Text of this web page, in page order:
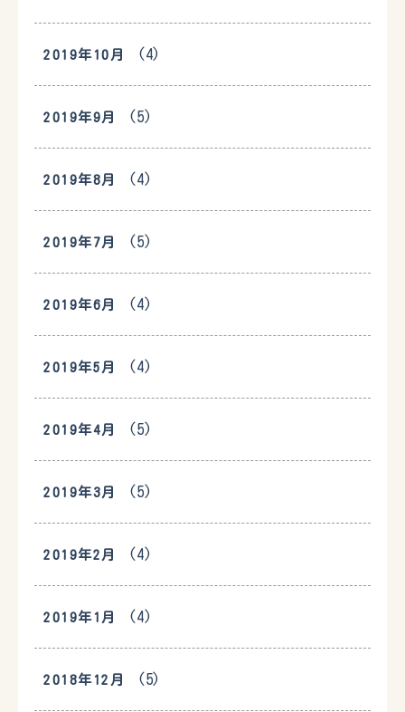
2019年10月 (4)
2019年9月 (5)
2019年8月 (4)
2019年7月 (5)
2019年6月 (4)
2019年5月 (4)
2019年4月 (5)
2019年3月 (5)
2019年2月 (4)
2019年1月 (4)
2018年12月 (5)